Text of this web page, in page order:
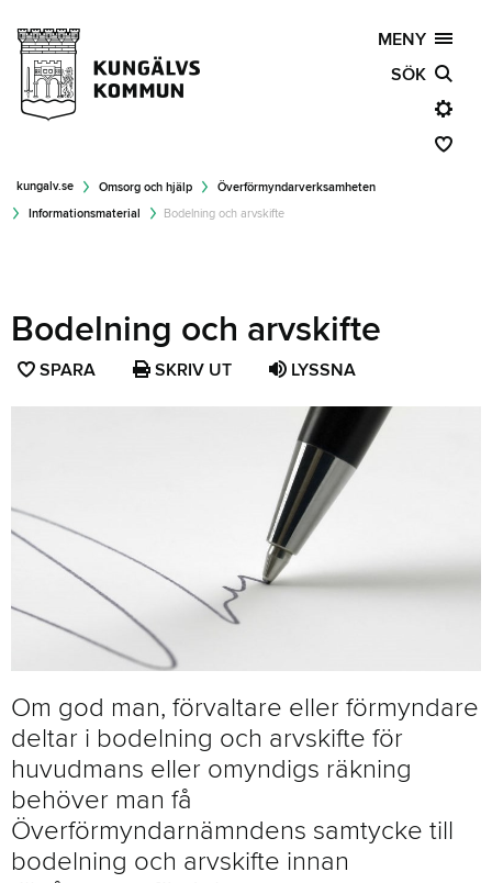
MENY
SÖK
kungalv.se Omsorg och hjälp
Överförmyndarverksamheten
Informationsmaterial
Bodelning och arvskifte
Bodelning och arvskifte
SPARA SPARA SKRIV UT LYSSNA
Om god man, förvaltare eller förmyndare
deltar i bodelning och arvskifte för
huvudmans eller omyndigs räkning
behöver man få
Överförmyndarnämndens samtycke till
bodelning och arvskifte innan